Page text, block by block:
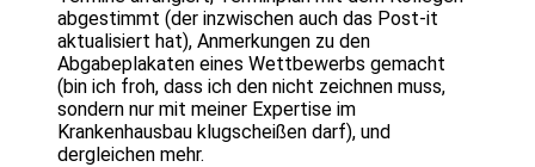
abgestimmt (der inzwischen auch das Post-it
aktualisiert hat), Anmerkungen zu den
Abgabeplakaten eines Wettbewerbs gemacht
(bin ich froh, dass ich den nicht zeichnen muss,
sondern nur mit meiner Expertise im
Krankenhausbau klugscheißen darf), und
dergleichen mehr.